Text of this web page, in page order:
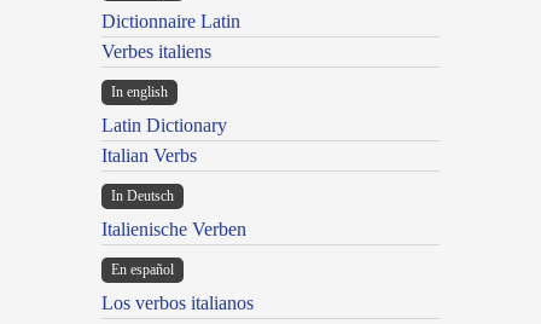
Dictionnaire Latin
Verbes italiens
In english
Latin Dictionary
Italian Verbs
In Deutsch
Italienische Verben
En español
Los verbos italianos